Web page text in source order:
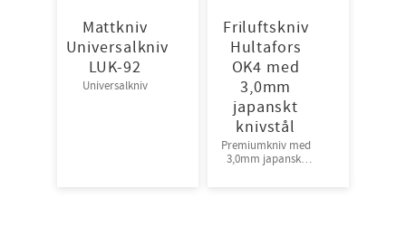
Mattkniv
Universalkniv
LUK-92
Universalkniv
Friluftskniv
Hultafors
OK4 med
3,0mm
japanskt
knivstål
Premiumkniv med
3,0mm japanskt